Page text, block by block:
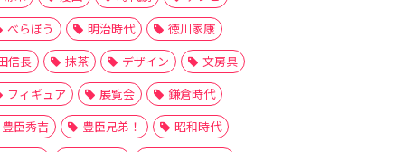
べらぼう
明治時代
徳川家康
信長
抹茶 デザイン
文房具
フィギュア
展覧会
鎌倉時代
豊臣秀吉
豊臣兄弟！
昭和時代